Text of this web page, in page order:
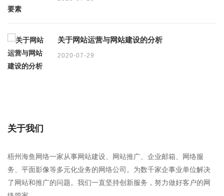
关于网站运营与网站建设的分析
2020-07-29
关于我们
梧州海鱼网络一家从事网站建设、网站推广、企业邮箱、网络服
务、平面影像等多元化业务的网络公司。为数千家企事业单位解决
了网站和推广的问题。我们一直坚持创新服务，努力做好客户的网